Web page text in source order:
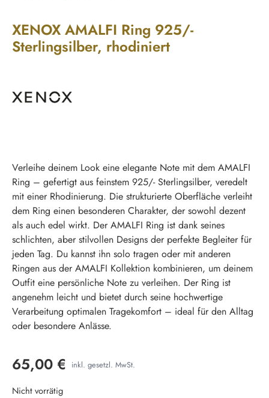
XENOX AMALFI Ring 925/-
Sterlingsilber, rhodiniert
Verleihe deinem Look eine elegante Note mit dem AMALFI
Ring – gefertigt aus feinstem 925/- Sterlingsilber, veredelt
mit einer Rhodinierung. Die strukturierte Oberfläche verleiht
dem Ring einen besonderen Charakter, der sowohl dezent
als auch edel wirkt. Der AMALFI Ring ist dank seines
schlichten, aber stilvollen Designs der perfekte Begleiter für
jeden Tag. Du kannst ihn solo tragen oder mit anderen
Ringen aus der AMALFI Kollektion kombinieren, um deinem
Outfit eine persönliche Note zu verleihen. Der Ring ist
angenehm leicht und bietet durch seine hochwertige
Verarbeitung optimalen Tragekomfort – ideal für den Alltag
oder besondere Anlässe.
65,00 € inkl. gesetzl. MwSt.
Nicht vorrätig